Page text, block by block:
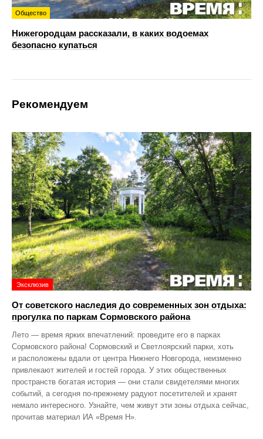
Общество
Нижегородцам рассказали, в каких водоемах
безопасно купаться
Рекомендуем
Эксклюзив
От советского наследия до современных зон отдыха:
прогулка по паркам Сормовского района
Лето — время ярких впечатлений: проведите его в парках
Сормовского района! Сормовский и Светлоярский парки, хоть
и расположены вдали от центра Нижнего Новгорода, неизменно
привлекают жителей и гостей города. У этих общественных
пространств богатая история — они стали свидетелями многих
событий, а сегодня по‑прежнему радуют посетителей и хранят
немало интересного. Узнайте, чем живут эти зоны отдыха сейчас,
прочитав материал ИА «Время Н».